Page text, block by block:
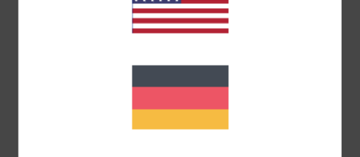
recycelte Baumwolle
Versand & Rückversand